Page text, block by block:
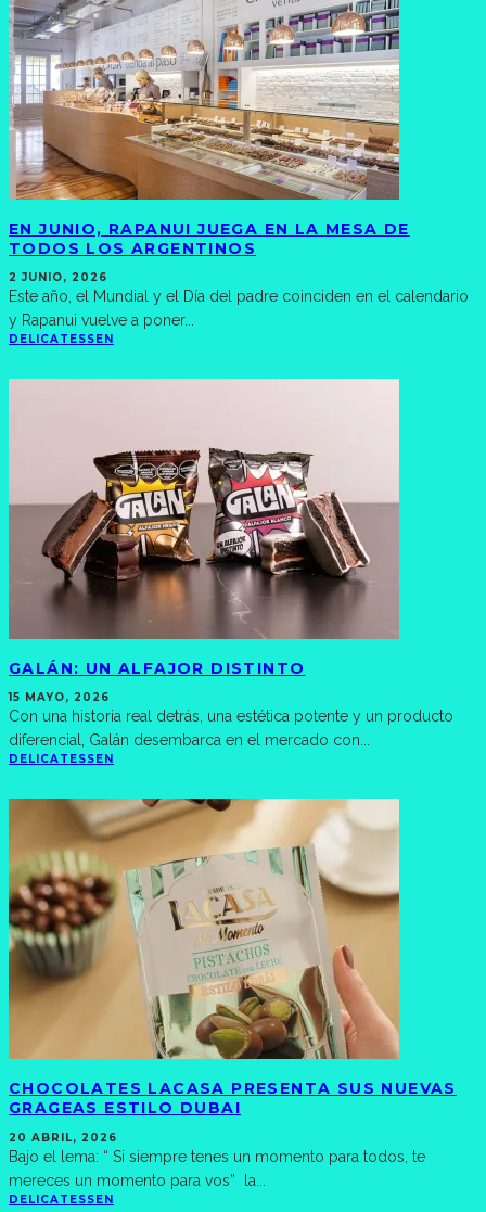
EN JUNIO, RAPANUI JUEGA EN LA MESA DE
TODOS LOS ARGENTINOS
2 JUNIO, 2026
Este año, el Mundial y el Día del padre coinciden en el calendario
y Rapanui vuelve a poner...
DELICATESSEN
GALÁN: UN ALFAJOR DISTINTO
15 MAYO, 2026
Con una historia real detrás, una estética potente y un producto
diferencial, Galán desembarca en el mercado con...
DELICATESSEN
CHOCOLATES LACASA PRESENTA SUS NUEVAS
GRAGEAS ESTILO DUBAI
20 ABRIL, 2026
Bajo el lema: “ Si siempre tenes un momento para todos, te
mereces un momento para vos” la
DELICATESSEN